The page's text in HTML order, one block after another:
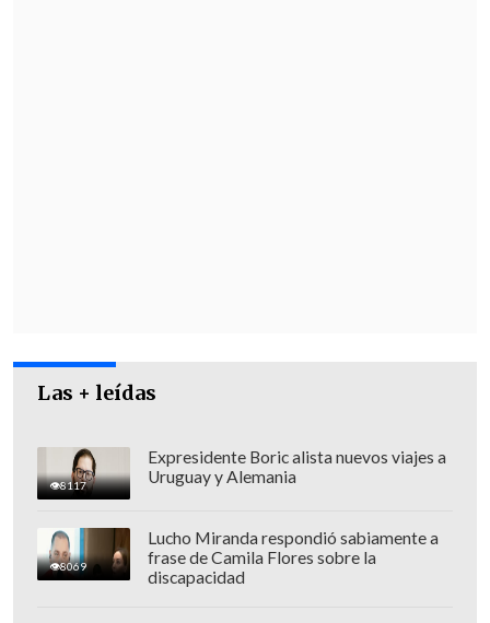
Las + leídas
8117
Expresidente Boric alista nuevos viajes a
Uruguay y Alemania
8069
Lucho Miranda respondió sabiamente a
frase de Camila Flores sobre la
discapacidad